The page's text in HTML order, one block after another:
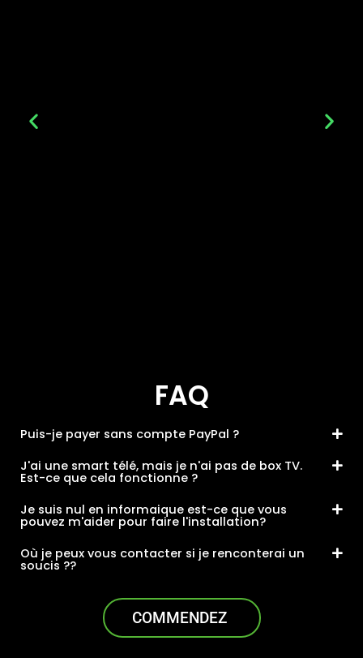
FAQ
Puis-je payer sans compte PayPal ?
J'ai une smart télé, mais je n'ai pas de box TV.
Est-ce que cela fonctionne ?
Je suis nul en informaique est-ce que vous
pouvez m'aider pour faire l'installation?
Où je peux vous contacter si je renconterai un
soucis ??
COMMENDEZ